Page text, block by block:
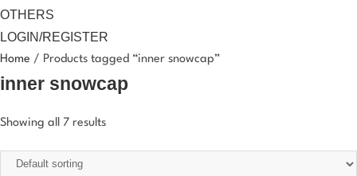
OTHERS
LOGIN/REGISTER
Home / Products tagged “inner snowcap”
inner snowcap
Showing all 7 results